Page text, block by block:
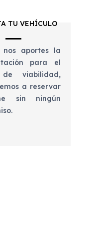
TU VEHÍCULO
nos aportes la
para el
de viabilidad,
a reservar
sin ningún